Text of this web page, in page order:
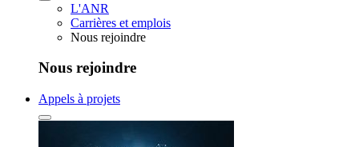
L'ANR
Carrières et emplois
Nous rejoindre
Nous rejoindre
Appels à projets